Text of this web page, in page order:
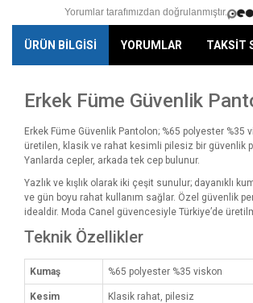
Yorumlar tarafımızdan doğrulanmıştır.
ÜRÜN BİLGİSİ YORUMLAR TAKSİT
Erkek Füme Güvenlik
Erkek Füme Güvenlik Pantolon; %65 polyester %35
üretilen, klasik ve rahat kesimli pilesiz bir güvenlik
Yanlarda cepler, arkada tek cep bulunur.
Yazlık ve kışlık olarak iki çeşit sunulur; dayanıklı
ve gün boyu rahat kullanım sağlar. Özel güvenlik
idealdir. Moda Canel güvencesiyle Türkiye’de
Teknik Özellikler
Kumaş %65 polyester %35 viskon
Kesim Klasik rahat, pilesiz